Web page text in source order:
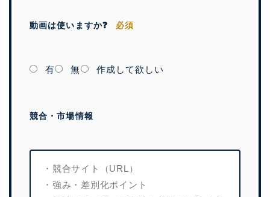
動画は使いますか❓ 必須
有 無 作成して欲しい
競合・市場情報